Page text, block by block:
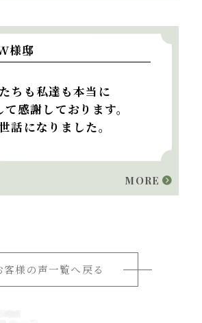
様邸
ちも私達も本当に
感謝しております。
話になりました。
MORE
客様の声一覧へ戻る